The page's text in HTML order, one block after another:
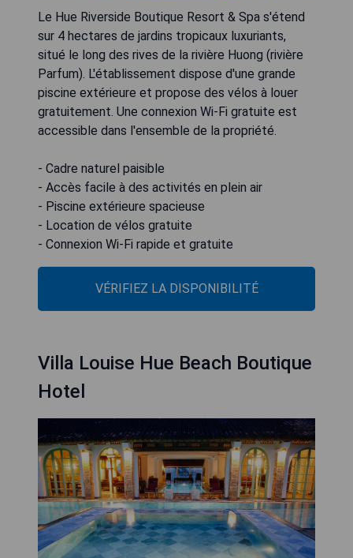
Le Hue Riverside Boutique Resort & Spa s'étend
sur 4 hectares de jardins tropicaux luxuriants,
situé le long des rives de la rivière Huong (rivière
Parfum). L'établissement dispose d'une grande
piscine extérieure et propose des vélos à louer
gratuitement. Une connexion Wi-Fi gratuite est
accessible dans l'ensemble de la propriété.
- Cadre naturel paisible
- Accès facile à des activités en plein air
- Piscine extérieure spacieuse
- Location de vélos gratuite
- Connexion Wi-Fi rapide et gratuite
VÉRIFIEZ LA DISPONIBILITÉ
Villa Louise Hue Beach Boutique
Hotel